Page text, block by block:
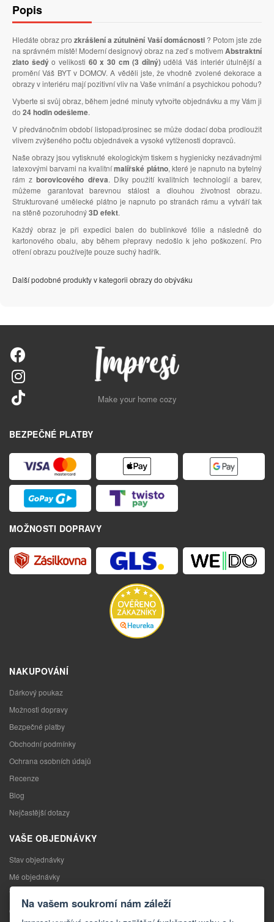
Popis
Hledáte obraz prozkrášlení a zútulnění Vaší domácnosti? Potom jste zde
na správném místě! Moderní designový obraz na zeď s motivem Abstraktní
zlato šedýo velikosti 60 x 30 cm (3 dílný)udělá Váš interiér útulnější a
promění Váš BYT v DOMOV. A věděli jste, že vhodně zvolené dekorace a
obrazy v interiéru mají pozitivní vliv na Vaše vnímání a psychickou pohodu?
Vyberte si svůj obraz, během jedné minuty vytvořte objednávku a my Vám ji
do 24 hodin odešleme.
V předvánočním období listopad/prosinec se může dodací doba prodloužit
vlivem zvýšeného počtu objednávek a vysoké vytíženosti dopravců.
Naše obrazy jsou vytisknuté ekologickým tiskem s hygienicky nezávadnými
latexovými barvami na kvalitnímalířské plátno, které je napnuto na bytelný
rám zborovicového dřeva. Díky použití kvalitních technologií a barev,
můžeme garantovat barevnou stálost a dlouhou životnost obrazu.
Strukturované umělecké plátno je napnuto po stranách rámu a vytváří tak
na stěně pozoruhodný3D efekt.
Každý obraz je při expedici balen do bublinkové fólie a následně do
kartonového obalu, aby během přepravy nedošlo k jeho poškození. Pro
otření obrazu používejte pouze suchý hadřík.
Další podobné produkty v kategorii obrazy do obýváku
Make your home cozy
BEZPEČNÉ PLATBY
MOŽNOSTI DOPRAVY
NAKUPOVÁNÍ
Dárkový poukaz
Možnosti dopravy
Bezpečné platby
Obchodní podmínky
Ochrana osobních údajů
Recenze
Blog
Nejčastější dotazy
VAŠE OBJEDNÁVKY
Stav objednávky
Mé objednávky
Výměna zboží
Odstoupení od kupní smlouvy
Na vašem soukromí nám záleží